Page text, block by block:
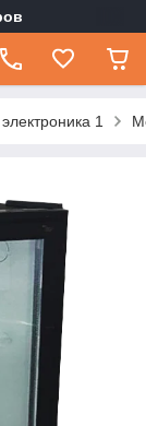
1